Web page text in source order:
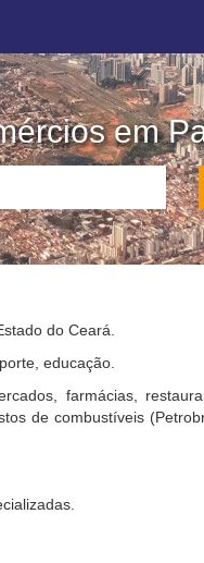
em
do Ceará.
educação.
farmácias,
de combustíveis